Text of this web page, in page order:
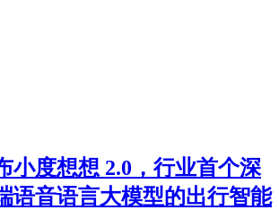
小度想想 2.0，行业首个深
语音语言大模型的出行智能